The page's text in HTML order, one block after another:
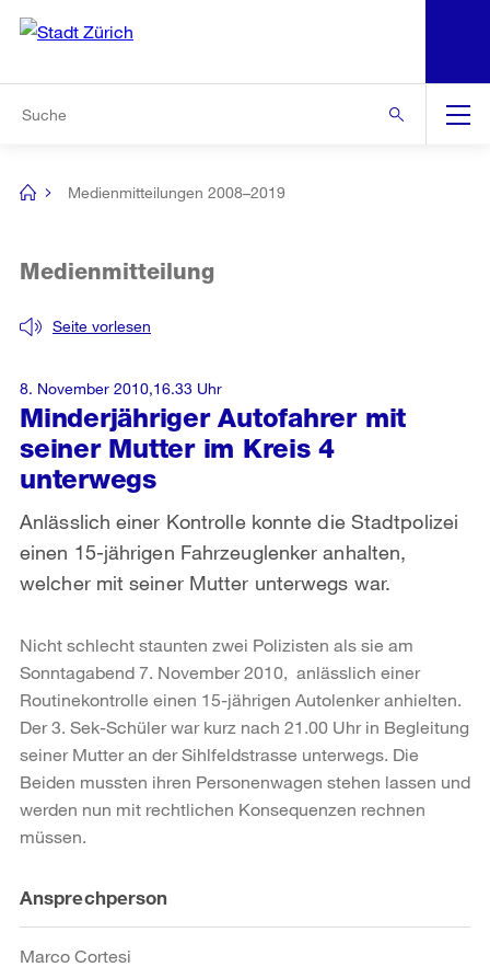
Navigation
[no
Medienmitteilungen 2008–2019
Minderjähriger Autofahrer mit
seiner Mutter im Kreis 4
unterwegs
Seite vorlesen
Medienmitteilung
Anlässlich einer Kontrolle konnte die Stadtpolizei
einen 15-jährigen Fahrzeuglenker anhalten,
welcher mit seiner Mutter unterwegs war.
8. November 2010,16.33 Uhr
Nicht schlecht staunten zwei Polizisten als sie am
Sonntagabend 7. November 2010, anlässlich einer
Routinekontrolle einen 15-jährigen Autolenker anhielten.
Der 3. Sek-Schüler war kurz nach 21.00 Uhr in Begleitung
seiner Mutter an der Sihlfeldstrasse unterwegs. Die
Beiden mussten ihren Personenwagen stehen lassen und
werden nun mit rechtlichen Konsequenzen rechnen
müssen.
Weitere
Informationen
Ansprechperson
Marco Cortesi